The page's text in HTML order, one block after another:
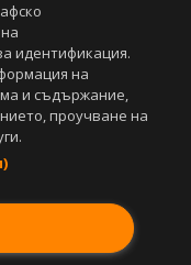
идентификация.
на
и съдържание,
проучване на